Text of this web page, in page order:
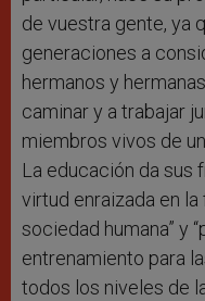
de vuestra gente, ya
generaciones a
hermanos y
caminar y a trabajar
miembros vivos de
La educación da sus
virtud enraizada en la
sociedad humana” y
entrenamiento para
todos los niveles de